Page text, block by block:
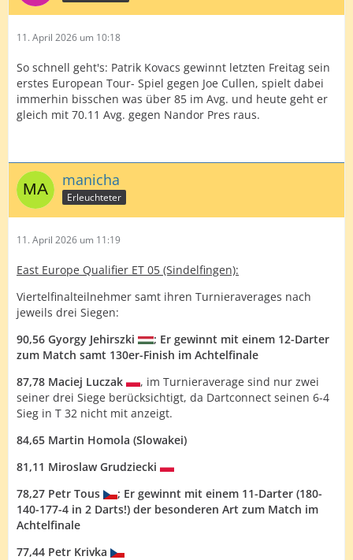
11. April 2026 um 10:18
So schnell geht's: Patrik Kovacs gewinnt letzten Freitag sein
erstes European Tour- Spiel gegen Joe Cullen, spielt dabei
immerhin bisschen was über 85 im Avg. und heute geht er
gleich mit 70.11 Avg. gegen Nandor Pres raus.
manicha
Erleuchteter
11. April 2026 um 11:19
East Europe Qualifier ET 05 (Sindelfingen):
Viertelfinalteilnehmer samt ihren Turnieraverages nach
jeweils drei Siegen:
90,56 Gyorgy Jehirszki
; Er gewinnt mit einem 12-Darter
zum Match samt 130er-Finish im Achtelfinale
87,78 Maciej Luczak
, im Turnieraverage sind nur zwei
seiner drei Siege berücksichtigt, da Dartconnect seinen 6-4
Sieg in T 32 nicht mit anzeigt.
84,65 Martin Homola (Slowakei)
81,11 Miroslaw Grudziecki
78,27 Petr Tous
; Er gewinnt mit einem 11-Darter (180-
140-177-4 in 2 Darts!) der besonderen Art zum Match im
Achtelfinale
77,44 Petr Krivka